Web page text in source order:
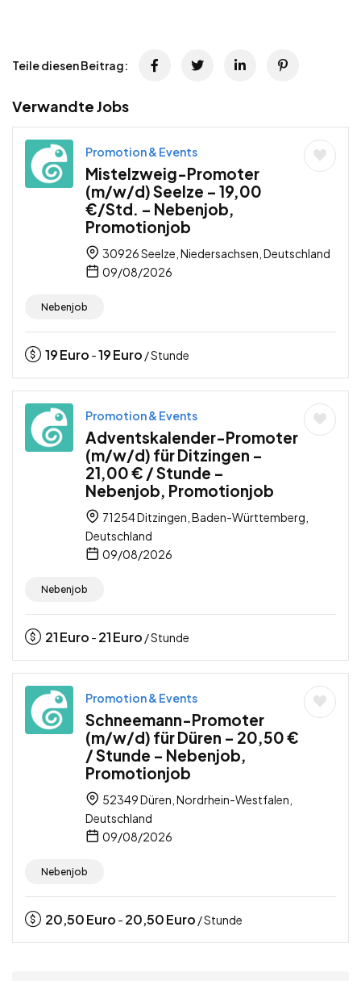
Teile diesen Beitrag:
Verwandte Jobs
Promotion & Events
Mistelzweig-Promoter
(m/w/d) Seelze – 19,00
€/Std. – Nebenjob,
Promotionjob
30926 Seelze, Niedersachsen, Deutschland
09/08/2026
Nebenjob
19Euro -19Euro / Stunde
Promotion & Events
Adventskalender-Promoter
(m/w/d) für Ditzingen –
21,00 € / Stunde –
Nebenjob, Promotionjob
71254 Ditzingen, Baden-Württemberg,
Deutschland
09/08/2026
Nebenjob
21Euro - 21Euro / Stunde
Promotion & Events
Schneemann-Promoter
(m/w/d) für Düren – 20,50 €
/ Stunde – Nebenjob,
Promotionjob
52349 Düren, Nordrhein-Westfalen,
Deutschland
09/08/2026
Nebenjob
20,50Euro - 20,50Euro / Stunde